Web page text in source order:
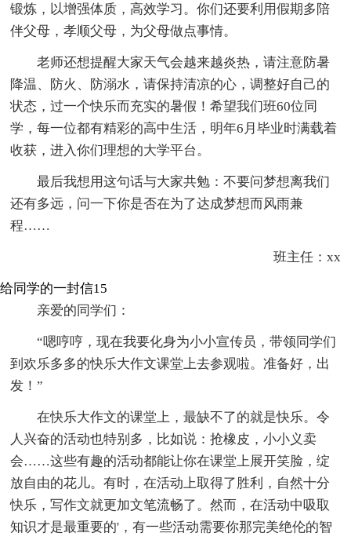
锻炼，以增强体质，高效学习。你们还要利用假期多陪
伴父母，孝顺父母，为父母做点事情。
老师还想提醒大家天气会越来越炎热，请注意防暑
降温、防火、防溺水，请保持清凉的心，调整好自己的
状态，过一个快乐而充实的暑假！希望我们班60位同
学，每一位都有精彩的高中生活，明年6月毕业时满载着
收获，进入你们理想的大学平台。
最后我想用这句话与大家共勉：不要问梦想离我们
还有多远，问一下你是否在为了达成梦想而风雨兼
程……
班主任：xx
给同学的一封信15
亲爱的同学们：
“嗯哼哼，现在我要化身为小小宣传员，带领同学们
到欢乐多多的快乐大作文课堂上去参观啦。准备好，出
发！”
在快乐大作文的课堂上，最缺不了的就是快乐。令
人兴奋的活动也特别多，比如说：抢橡皮，小小义卖
会……这些有趣的活动都能让你在课堂上展开笑脸，绽
放自由的花儿。有时，在活动上取得了胜利，自然十分
快乐，写作文就更加文笔流畅了。然而，在活动中吸取
知识才是最重要的'，有一些活动需要你那完美绝伦的智